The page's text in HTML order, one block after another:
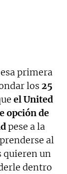
primera
los 25
el United
opción de
pese a la
al
quieren un
dentro